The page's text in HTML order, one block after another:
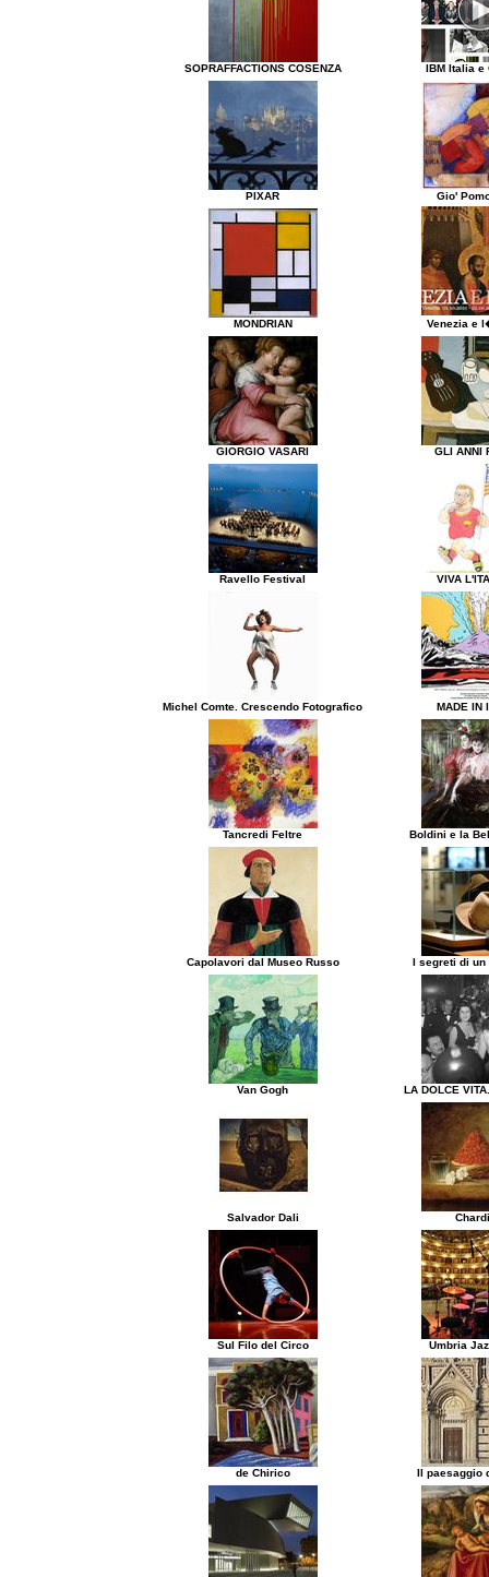
SOPRAFFACTIONS COSENZA IBM Italia e
PIXAR Gio'
MONDRIAN Venezia e
GIORGIO VASARI GLI ANNI
Ravello Festival VIVA
Michel Comte. Crescendo Fotografico MADE IN
Tancredi Feltre Boldini e la
Capolavori dal Museo Russo I segreti di un
Van Gogh LA DOLCE
Salvador Dali
Sul Filo del Circo Umbria
de Chirico Il paesaggio